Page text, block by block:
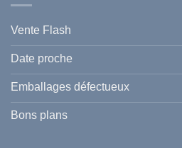
Vente Flash
Date proche
Emballages défectueux
Bons plans